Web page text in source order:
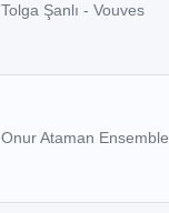
Tolga Şanlı - Vouves
Onur Ataman Ensemble